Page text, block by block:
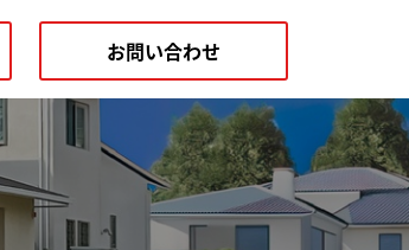
お問い合わせ